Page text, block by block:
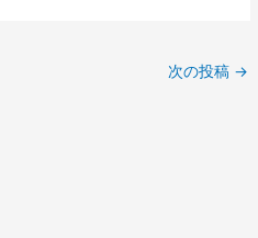
次の投稿 →